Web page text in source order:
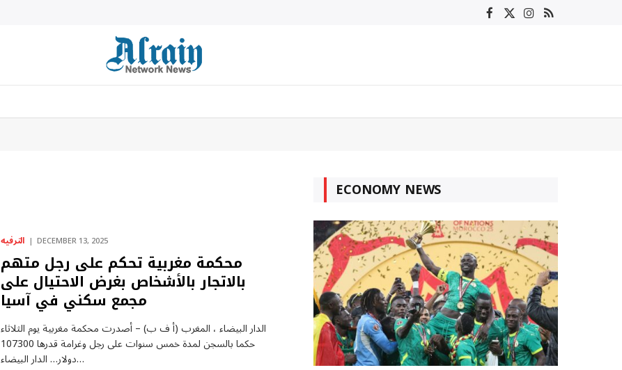
Facebook
X Instagram
RSS
الترفيه DECEMBER 13, 2025
محكمة مغربية تحكم على رجل متهم
بالاتجار بالأشخاص بغرض الاحتيال على
مجمع سكني في آسيا
الدار البيضاء ، المغرب (أ ف ب) – أصدرت محكمة مغربية يوم الثلاثاء
حكما بالسجن لمدة خمس سنوات على رجل وغرامة قدرها 107300
دولار… الدار البيضاء…
ECONOMY NEWS